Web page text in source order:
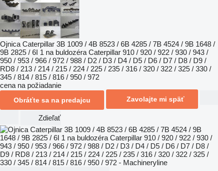
Ojnica Caterpillar 3B 1009 / 4B 8523 / 6B 4285 / 7B 4524 / 9B 1648 /
9B 2825 / 6I 1 na buldozéra Caterpillar 910 / 920 / 922 / 930 / 943 /
950 / 953 / 966 / 972 / 988 / D2 / D3 / D4 / D5 / D6 / D7 / D8 / D9 /
RD8 / 213 / 214 / 215 / 224 / 225 / 235 / 316 / 320 / 322 / 325 / 330 /
345 / 814 / 815 / 816 / 950 / 972
cena na požiadanie
Obráťte sa na predajcu Zavolajte mi späť
Zdieľať